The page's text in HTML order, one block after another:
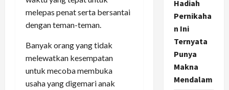
melepas penat serta bersantai
dengan teman-teman.
Banyak orang yang tidak
melewatkan kesempatan
untuk mecoba membuka
usaha yang digemari anak
Hadiah
Pernikaha
n Ini
Ternyata
Punya
Makna
Mendalam